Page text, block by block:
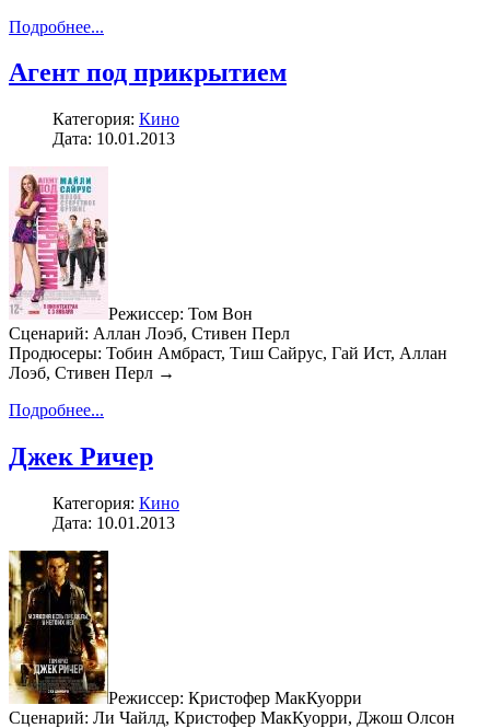
Подробнее...
Агент под прикрытием
Категория: Кино
Дата: 10.01.2013
Режиссер: Том Вон
Сценарий: Аллан Лоэб, Стивен Перл
Продюсеры: Тобин Амбраст, Тиш Сайрус, Гай Ист, Аллан
Лоэб, Стивен Перл →
Подробнее...
Джек Ричер
Категория: Кино
Дата: 10.01.2013
Режиссер: Кристофер МакКуорри
Сценарий: Ли Чайлд, Кристофер МакКуорри, Джош Олсон